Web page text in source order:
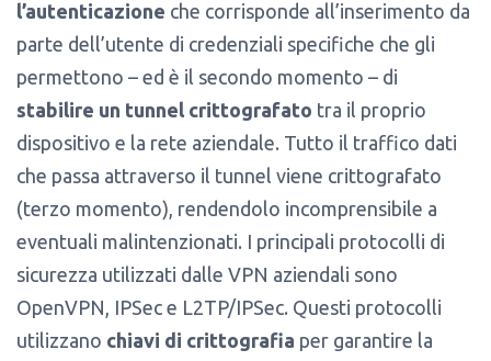
l’autenticazione che corrisponde all’inserimento da
parte dell’utente di credenziali specifiche che gli
permettono – ed è il secondo momento – di
stabilire un tunnel crittografato tra il proprio
dispositivo e la rete aziendale. Tutto il traffico dati
che passa attraverso il tunnel viene crittografato
(terzo momento), rendendolo incomprensibile a
eventuali malintenzionati. I principali protocolli di
sicurezza utilizzati dalle VPN aziendali sono
OpenVPN, IPSec e L2TP/IPSec. Questi protocolli
utilizzano chiavi di crittografia per garantire la